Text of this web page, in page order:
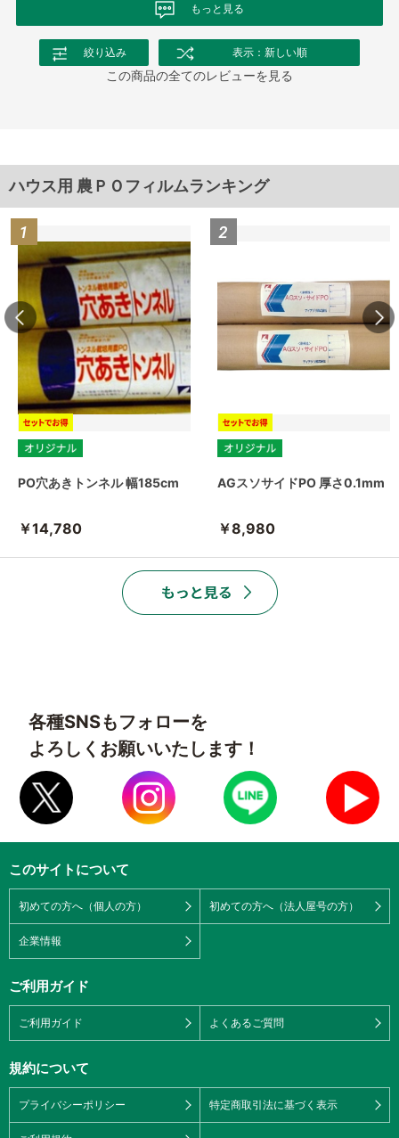
もっと見る
絞り込み 表示：新しい順
この商品の全てのレビューを見る
ハウス用 農ＰＯフィルムランキング
PO穴あきトンネル 幅185cm
￥14,780
AGスソサイドPO 厚さ0.1mm
￥8,980
各種SNSもフォローを
よろしくお願いいたします！
このサイトについて
初めての方へ（個人の方） 初めての方へ（法人屋号の方）
企業情報
ご利用ガイド
ご利用ガイド よくあるご質問
規約について
プライバシーポリシー 特定商取引法に基づく表示